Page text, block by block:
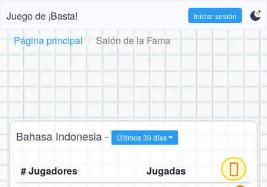
Juego de ¡Basta! Iniciar sesión
Página principal Salón de la Fama
Bahasa Indonesia - Últimos 30 días
# Jugadores
Jugadas